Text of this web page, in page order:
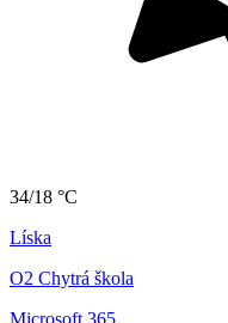
34/18 °C
Líska
O2 Chytrá škola
Microsoft 365